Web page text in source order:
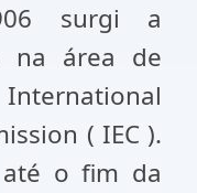
surgi a
na área de
( IEC ).
o fim da